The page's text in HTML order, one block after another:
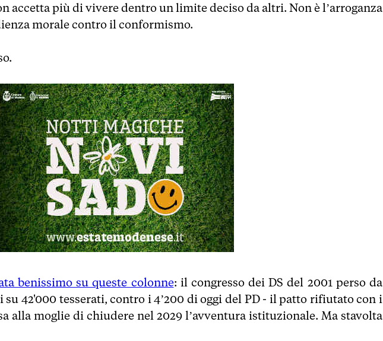
accetta più di vivere dentro un limite deciso da altri. Non è l’arroganza
morale contro il conformismo.
benissimo su queste colonne: il congresso dei DS del 2001 perso da
42'000 tesserati, contro i 4’200 di oggi del PD - il patto rifiutato con i
alla moglie di chiudere nel 2029 l’avventura istituzionale. Ma stavolta